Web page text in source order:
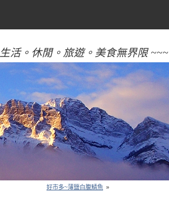
活。休閒。旅遊。美食無界限 ~~~
好市多~薄鹽白腹鯖魚 »